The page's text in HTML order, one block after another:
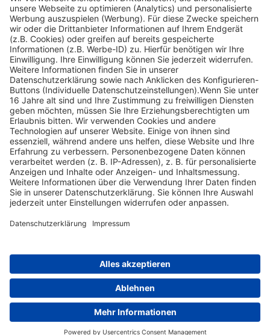
Impressum
Informationspflichten
Datenschutz
Widerrufsbelehrung
Der heutige Fund im Revier. Um was handelt es sich hier?
Der
Abstand vom Auge zum Zielfernrohr beträgt ca. …?
Nach oben scrollen
Find Your Way!
Categories
E-Learning News (3)
Heintges News(3)
Messen(2)
Jagd(8)
Expertentipps(1)
Tags
Bayern(1)
Baden-Württemberg(1)